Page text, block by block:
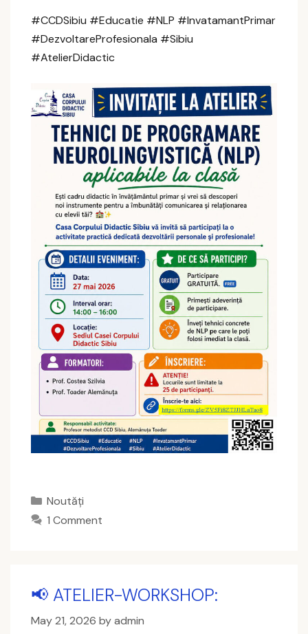
#CCDSibiu #Educatie #NLP #InvatamantPrimar
#DezvoltareProfesionala #Sibiu
#AtelierDidactic
Categories
Noutăți
1 Comment
📢 ATELIER-WORKSHOP:
May 21, 2026 byadmin